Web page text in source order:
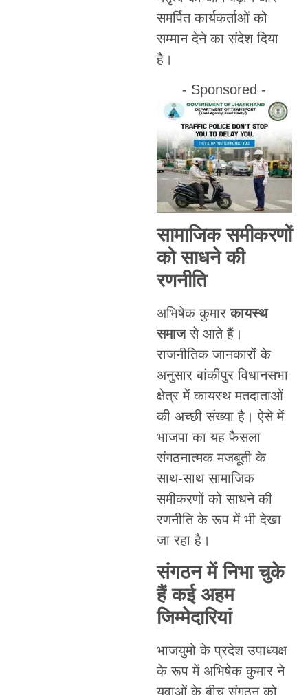
समर्पित कार्यकर्ताओं को
सम्मान देने का संदेश दिया
है।
- Sponsored -
सामाजिक समीकरणों
को साधने की
रणनीति
अभिषेक कुमारकायस्थ
समाजसे आते हैं।
राजनीतिक जानकारों के
अनुसार बांकीपुर विधानसभा
क्षेत्र में कायस्थ मतदाताओं
की अच्छी संख्या है। ऐसे में
भाजपा का यह फैसला
संगठनात्मक मजबूती के
साथ-साथ सामाजिक
समीकरणों को साधने की
रणनीति के रूप में भी देखा
जा रहा है।
संगठन में निभा चुके
हैं कई अहम
जिम्मेदारियां
भाजयुमो के प्रदेश उपाध्यक्ष
के रूप में अभिषेक कुमार ने
युवाओं के बीच संगठन को